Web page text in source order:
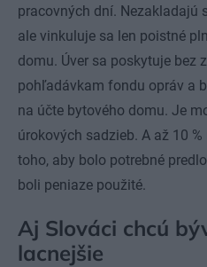
pracovných dní. Nezakladajú
ale vinkuluje sa len poistné
domu. Úver sa poskytuje bez
pohľadávkam fondu opráv a
na účte bytového domu. Je
úrokových sadzieb. A až 10
toho, aby bolo potrebné
boli peniaze použité.
Aj Slováci chcú
lacnejšie